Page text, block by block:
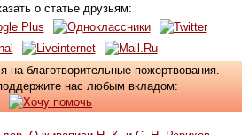
о статье друзьям:
на благотворительные пожертвования.
нас любым вкладом: